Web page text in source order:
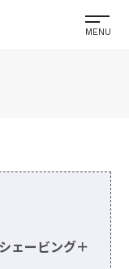
ェービング＋